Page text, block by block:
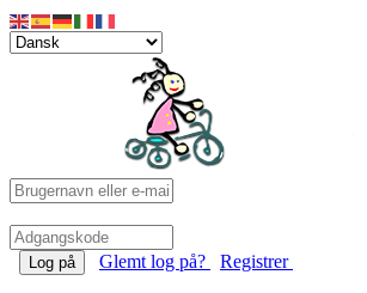
Log på Glemt log på? Registrer